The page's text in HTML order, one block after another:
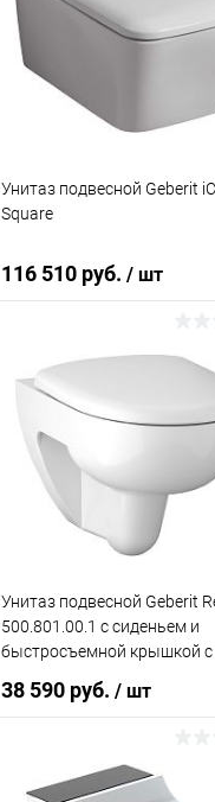
Купить в 1 клик
Под
Унитаз подвесной Geberit
Square
116 510 руб. / шт
Купить в 1 клик
В избранное Под
Унитаз подвесной Geberit
500.801.00.1 с сиденьем и
быстросъемной крышкой с
микролифтом
38 590 руб. / шт
В корзину